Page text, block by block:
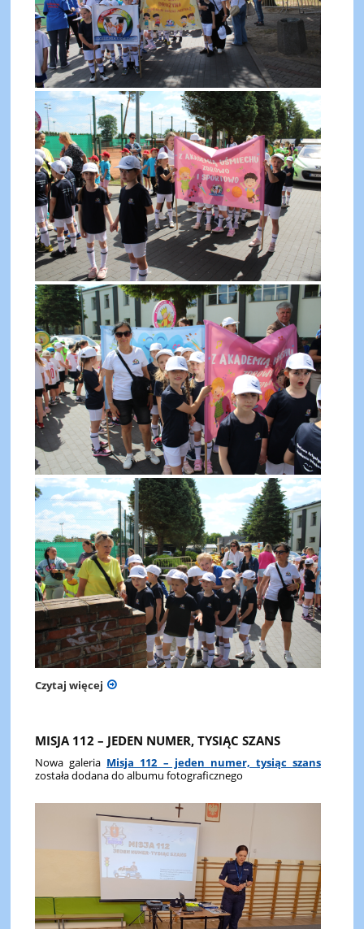
Czytaj więcej
MISJA 112 – JEDEN NUMER, TYSIĄC SZANS
Nowa galeria Misja 112 – jeden numer, tysiąc szans
została dodana do albumu fotograficznego